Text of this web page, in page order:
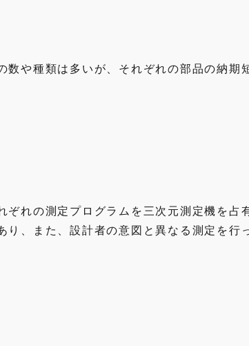
や種類は多いが、それぞれの部品の納期
れの測定プログラムを三次元測定機を占
、また、設計者の意図と異なる測定を行